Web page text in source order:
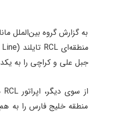
به گزارش گروه بین‌الملل
جبل علی و کراچی را به
منطقه خلیج فارس را به